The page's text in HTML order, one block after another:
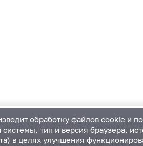
обработкуфайлов cookie и
тип и версия браузера,
в целях улучшения